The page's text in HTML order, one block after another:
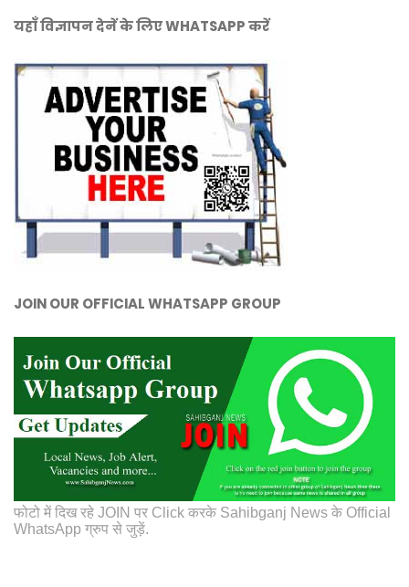
यहाँ विज्ञापन देनें के लिए WHATSAPP करें
JOIN OUR OFFICIAL WHATSAPP GROUP
फोटो में दिख रहे JOIN पर Click करके Sahibganj News के Official
WhatsApp ग्रुप से जुड़ें.